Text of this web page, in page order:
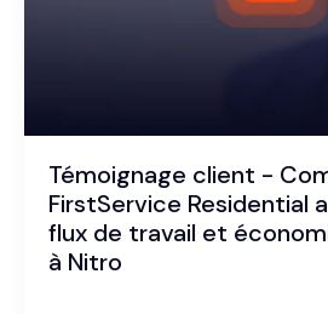
Témoignage client -
FirstService Residential
flux de travail et
à Nitro